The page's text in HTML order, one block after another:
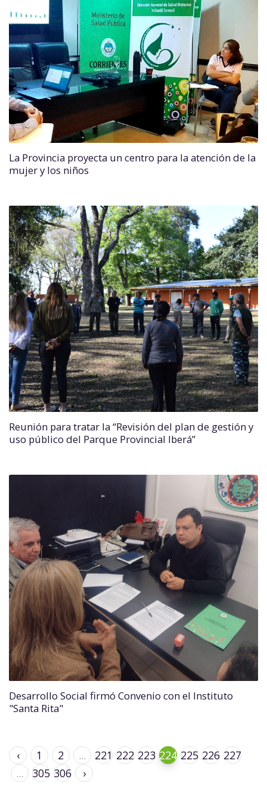
La Provincia proyecta un centro para la atención de la
mujer y los niños
Reunión para tratar la “Revisión del plan de gestión y
uso público del Parque Provincial Iberá”
Desarrollo Social firmó Convenio con el Instituto
"Santa Rita"
‹ 1 2 ... 221 222 223 224 225 226 227
...
305 306 ›